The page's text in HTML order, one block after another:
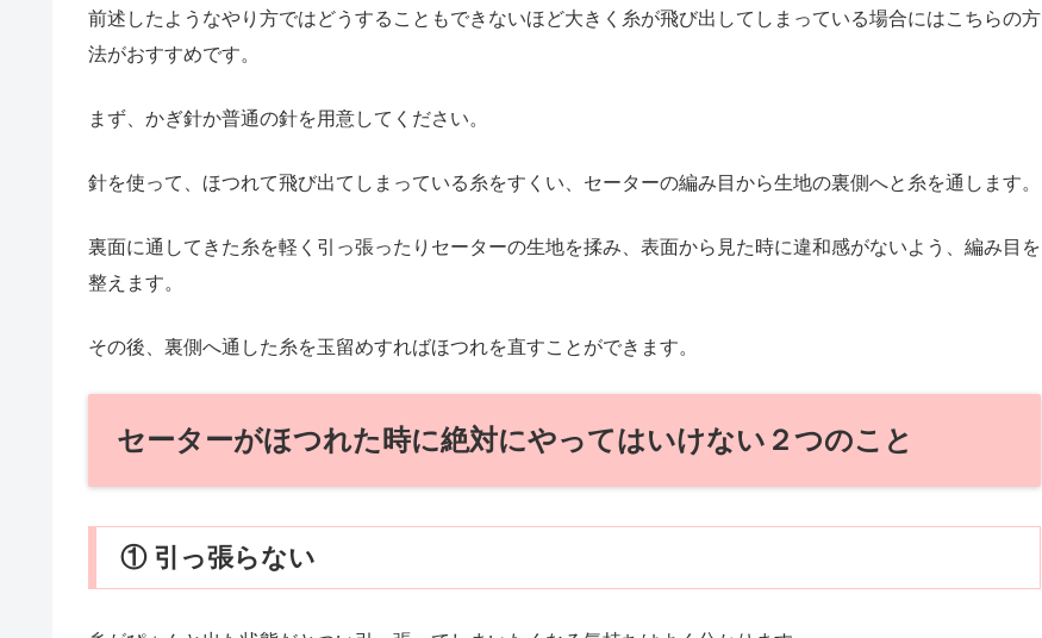
前述したようなやり方ではどうすることもできないほど大きく糸が飛び出してしまっている場合にはこちらの方
法がおすすめです。
まず、かぎ針か普通の針を用意してください。
針を使って、ほつれて飛び出てしまっている糸をすくい、セーターの編み目から生地の裏側へと糸を通します。
裏面に通してきた糸を軽く引っ張ったりセーターの生地を揉み、表面から見た時に違和感がないよう、編み目を
整えます。
その後、裏側へ通した糸を玉留めすればほつれを直すことができます。
セーターがほつれた時に絶対にやってはいけない２つのこと
① 引っ張らない